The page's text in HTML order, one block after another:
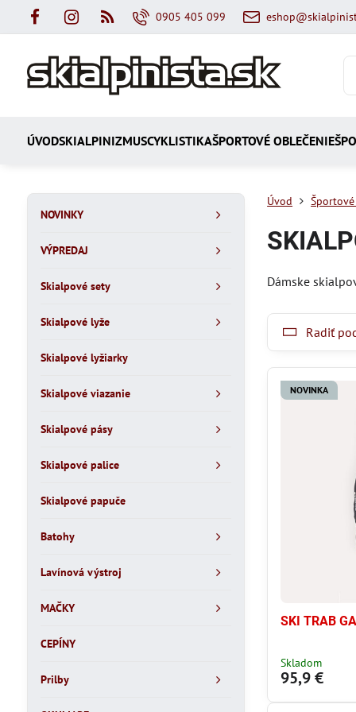
0905 405 099
ÚVODSKIALPINIZMUSCYKLISTIKAŠPORTOVÉ OBLEČENIE
Úvod
Dámske
Radiť
NOVINKA
SKI TRAB
Skladom
95,9 €
NOVINKY
VÝPREDAJ
Skialpové sety
Skialpové lyže
Skialpové lyžiarky
Skialpové viazanie
Skialpové pásy
Skialpové palice
Skialpové papuče
Batohy
Lavínová výstroj
MAČKY
CEPÍNY
Prilby